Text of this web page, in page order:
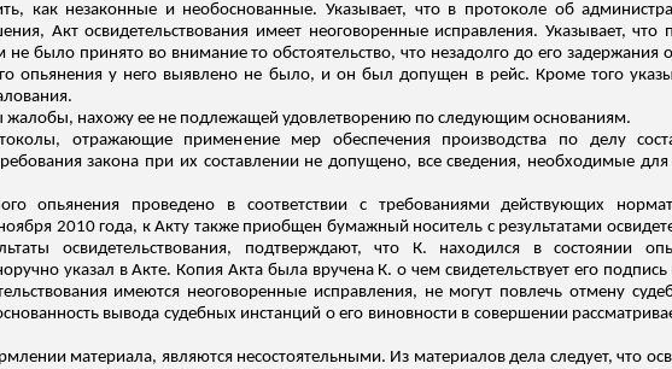
как незаконные и необоснованные. Указывает, что в протоколе об
Акт освидетельствования имеет неоговоренные исправления. Указывает,
не было принято во внимание то обстоятельство, что незадолго до его
опьянения у него выявлено не было, и он был допущен в рейс. Кроме того
жалобы, нахожу ее не подлежащей удовлетворению по следующим основаниям.
отражающие применение мер обеспечения производства по делу
закона при их составлении не допущено, все сведения, необходимые для
опьянения проведено в соответствии с требованиями действующих
2010 года, к Акту также приобщен бумажный носитель с результатами
освидетельствования, подтверждают, что К. находился в состоянии
указал в Акте. Копия Акта была вручена К. о чем свидетельствует его
имеются неоговоренные исправления, не могут повлечь отмену
вывода судебных инстанций о его виновности в совершении
материала, являются несостоятельными. Из материалов дела следует, что